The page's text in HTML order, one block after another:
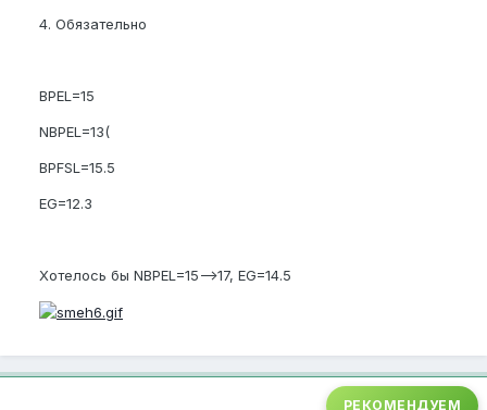
4. Обязательно
BPEL=15
NBPEL=13(
BPFSL=15.5
EG=12.3
Хотелось бы NBPEL=15-->17, EG=14.5
РЕКОМЕНДУЕМ